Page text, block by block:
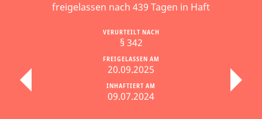
freigelassen nach 439 Tagen in Haft
INHAFTIERT AM
09.07.2024
FREIGELASSEN AM
20.09.2025
VERURTEILT NACH
§ 342